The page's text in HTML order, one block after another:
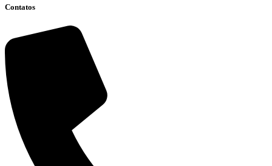
Contatos